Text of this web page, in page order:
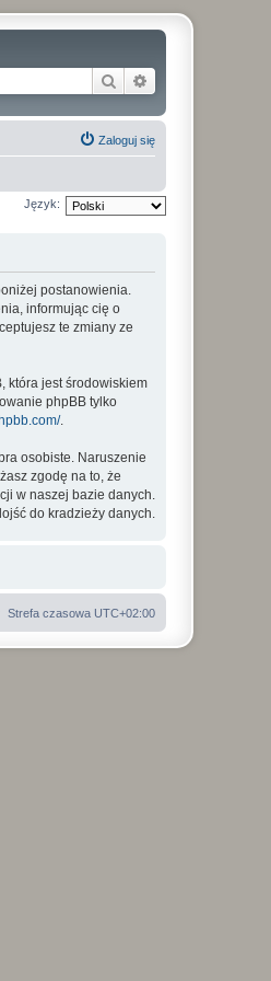
Szukaj
Zaloguj się
Język:
postanowienia.
informując cię o
te zmiany ze
która jest środowiskiem
phpBB tylko
.
osobiste. Naruszenie
zgodę na to, że
w naszej bazie danych.
do kradzieży danych.
Strefa czasowa UTC+02:00